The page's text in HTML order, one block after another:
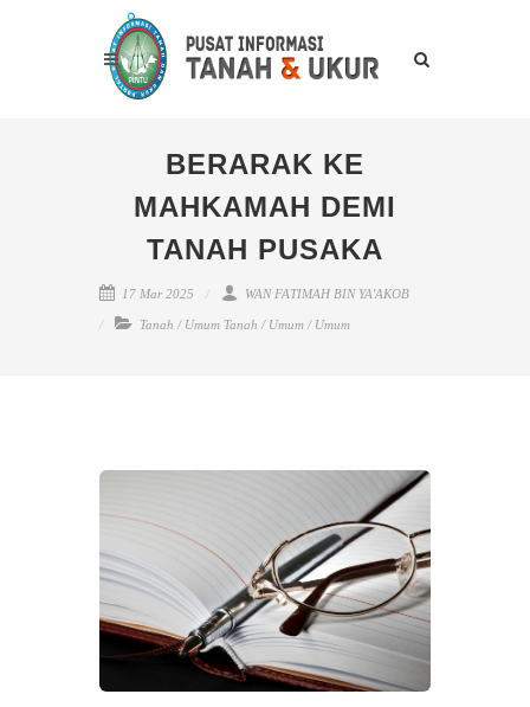
BERARAK KE
MAHKAMAH DEMI
TANAH PUSAKA
17 Mar 2025 WAN FATIMAH BIN YA'AKOB
Tanah / Umum Tanah / Umum / Umum